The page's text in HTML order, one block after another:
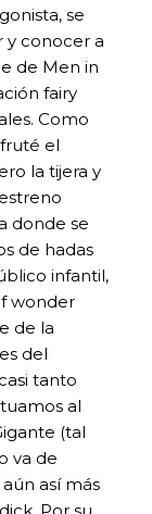
se
y conocer a
de Men in
fairy
Como
el
la tijera y
donde se
de hadas
infantil,
wonder
de la
del
tanto
al
(tal
va de
así más